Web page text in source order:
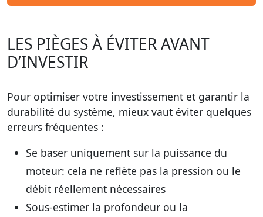
LES PIÈGES À ÉVITER AVANT
D’INVESTIR
Pour optimiser votre investissement et garantir la
durabilité du système, mieux vaut éviter quelques
erreurs fréquentes :
Se baser uniquement sur la puissance du
moteur: cela ne reflète pas la pression ou le
débit réellement nécessaires
Sous-estimer la profondeur ou la